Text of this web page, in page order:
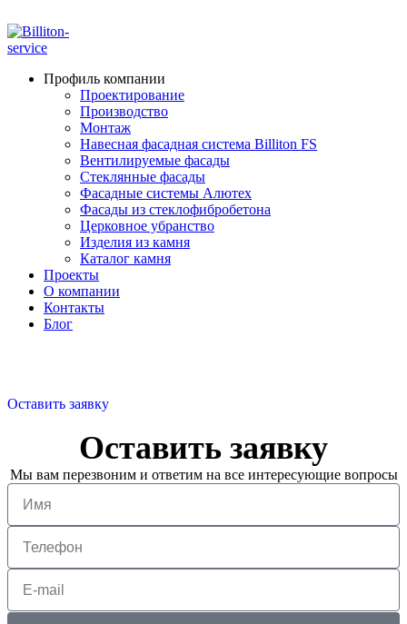
Профиль компании
Проектирование
Производство
Монтаж
Навесная фасадная система Billiton FS
Вентилируемые фасады
Стеклянные фасады
Фасадные системы Алютех
Фасады из стеклофибробетона
Церковное убранство
Изделия из камня
Каталог камня
Проекты
О компании
Контакты
Блог
Оставить заявку
Оставить заявку
Мы вам перезвоним и ответим на все интересующие вопросы